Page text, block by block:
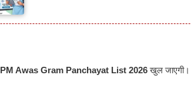
PM Awas Gram Panchayat List 2026खुल जाएगी।